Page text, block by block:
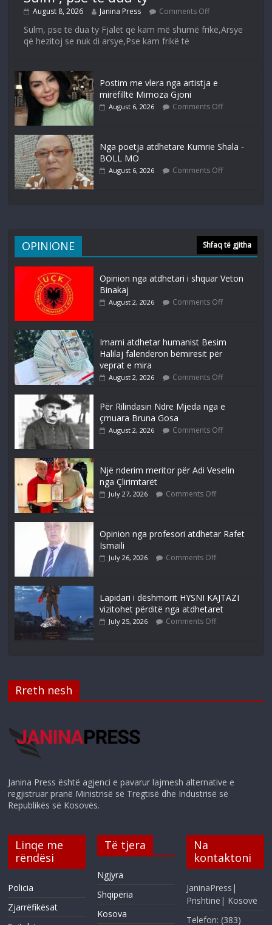
August 8, 2026 Janina Press Comments Off
Sulm, pse të dua ty Fjalët që kam më shumë frikë,Arsye
që hezitoj se nuk di arsye,Pse kam frikë të
Postim me vlera nga artistja e
mirëfilltë Mimoza Gjoni
August 6, 2026 Comments Off
Nga poetja atdhetare Kumrie Shala -
BOLL MO
August 6, 2026 Comments Off
OPINIONE Shfaq të gjitha
Opinion nga atdhetari i shquar Veton
Binakaj
August 2, 2026 Comments Off
Imami atdhetar humanist Besim
Halilaj falenderon bëmiresit për
veprat e mira
August 2, 2026 Comments Off
Për Rilindasin Ndre Mjeda nga e
çmuara Bruna Gosa
August 2, 2026 Comments Off
Një nderim meritor për Adi Veselin
nga Çlirimtarët
July 27, 2026 Comments Off
Opinion nga profesori atdhetar Rafet
Ismaili
July 26, 2026 Comments Off
Lapidari i dëshmorit HYSNI KAJTAZI
vizitohet përditë nga atdhetaret
July 25, 2026 Comments Off
Rreth nesh
Janina Press është agjenci e pavarur lajmesh alternative e
regjistruar pranë Ministrisë së Tregtisë dhe Industrisë së
Republikës së Kosovës.
Linqe me
rëndësi
Policia
Zjarrëfikësat
Të tjera
Ngjyra
Shqipëria
Kosova
Na
kontaktoni
JaninaPress|
Prishtinë| Kosovë
Telefon: (383)